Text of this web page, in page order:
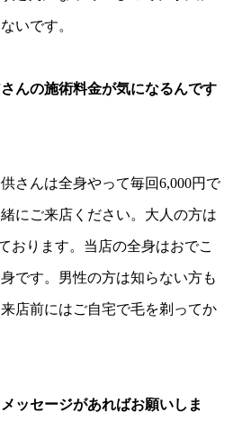
いです。
んの施術料金が気になるんです
さんは全身やって毎回6,000円で
にご来店ください。大人の方は
おります。当店の全身はおでこ
です。男性の方は知らない方も
店前にはご自宅で毛を剃ってか
ッセージがあればお願いしま